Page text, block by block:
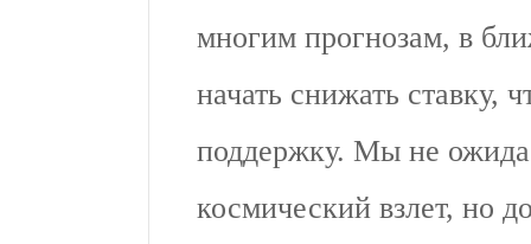
многим прогнозам, в
начать снижать ставку,
поддержку. Мы не
космический взлет, но